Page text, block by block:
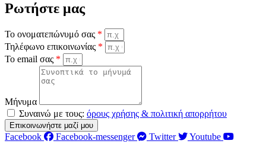
Ρωτήστε μας
Το ονοματεπώνυμό σας *
Τηλέφωνο επικοινωνίας *
Το email σας *
Μήνυμα
Συναινώ με τους: όρους χρήσης & πολιτική απορρήτου
Επικοινωνήστε μαζί μου
Facebook Facebook-messenger Twitter Youtube